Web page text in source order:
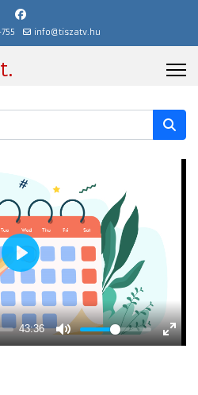
info@tiszatv.hu